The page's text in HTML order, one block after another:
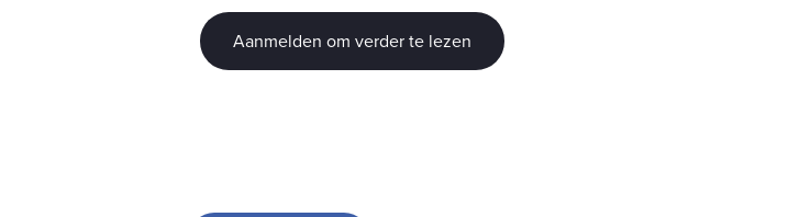
Aanmelden om verder te lezen